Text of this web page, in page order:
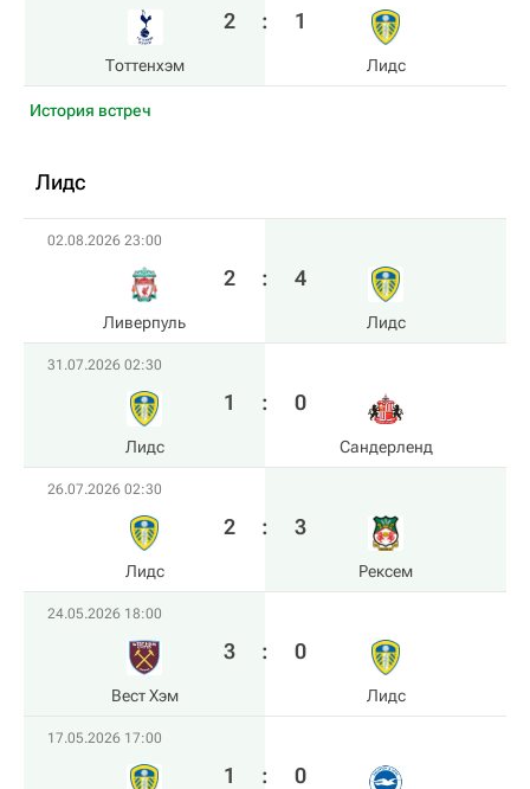
Тоттенхэм
2 : 1
Лидс
История встреч
Лидс
02.08.2026 23:00
Ливерпуль
2 : 4
Лидс
31.07.2026 02:30
Лидс
1 : 0
Сандерленд
26.07.2026 02:30
Лидс
2 : 3
Рексем
24.05.2026 18:00
Вест Хэм
3 : 0
Лидс
17.05.2026 17:00
1 : 0